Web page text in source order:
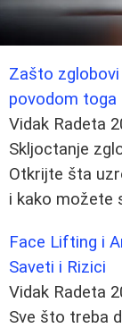
Zašto
povodom toga
Vidak Radeta
Skljoctanje
Otkrijte šta
i kako možete
Face Lifting i
Saveti i Rizici
Vidak Radeta
Sve što treba